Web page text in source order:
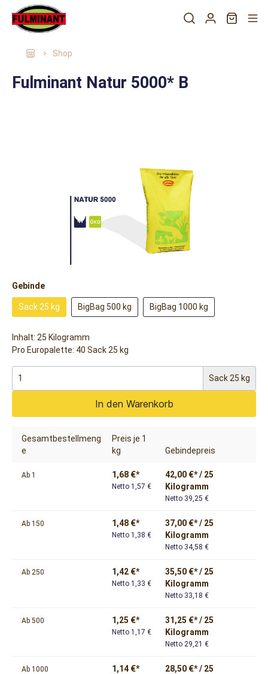
Shop
Fulminant Natur 5000* B
Gebinde
Sack 25 kg BigBag 500 kg BigBag 1000 kg
Gesamtbestellmeng
e
Preis je 1
kg
Gebindepreis
Ab 1 1,68 €*
Netto 1,57 €
42,00 €* / 25
Kilogramm
Netto 39,25 €
Ab 150 1,48 €*
Netto 1,38 €
37,00 €* / 25
Kilogramm
Netto 34,58 €
Ab 250 1,42 €*
Netto 1,33 €
35,50 €* / 25
Kilogramm
Netto 33,18 €
Ab 500 1,25 €*
Netto 1,17 €
31,25 €* / 25
Kilogramm
Netto 29,21 €
Ab 1000 1,14 €*
28,50 €* / 25
Inhalt: 25 Kilogramm
Pro Europalette: 40 Sack 25 kg
Sack 25 kg
In den Warenkorb